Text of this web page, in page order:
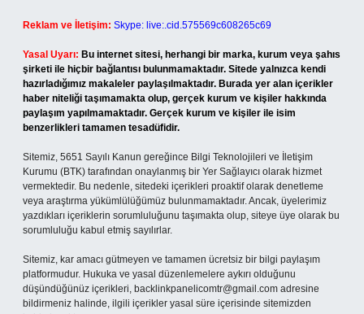
Reklam ve İletişim: Skype: live:.cid.575569c608265c69
Yasal Uyarı: Bu internet sitesi, herhangi bir marka, kurum veya şahıs
şirketi ile hiçbir bağlantısı bulunmamaktadır. Sitede yalnızca kendi
hazırladığımız makaleler paylaşılmaktadır. Burada yer alan içerikler
haber niteliği taşımamakta olup, gerçek kurum ve kişiler hakkında
paylaşım yapılmamaktadır. Gerçek kurum ve kişiler ile isim
benzerlikleri tamamen tesadüfidir.
Sitemiz, 5651 Sayılı Kanun gereğince Bilgi Teknolojileri ve İletişim
Kurumu (BTK) tarafından onaylanmış bir Yer Sağlayıcı olarak hizmet
vermektedir. Bu nedenle, sitedeki içerikleri proaktif olarak denetleme
veya araştırma yükümlülüğümüz bulunmamaktadır. Ancak, üyelerimiz
yazdıkları içeriklerin sorumluluğunu taşımakta olup, siteye üye olarak bu
sorumluluğu kabul etmiş sayılırlar.
Sitemiz, kar amacı gütmeyen ve tamamen ücretsiz bir bilgi paylaşım
platformudur. Hukuka ve yasal düzenlemelere aykırı olduğunu
düşündüğünüz içerikleri, backlinkpanelicomtr@gmail.com adresine
bildirmeniz halinde, ilgili içerikler yasal süre içerisinde sitemizden